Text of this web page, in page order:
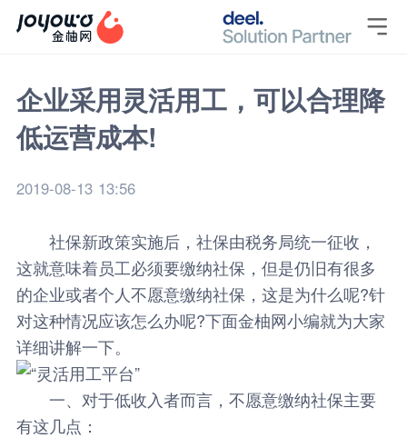

企业采用灵活用工，可以合理降
低运营成本!
2019-08-13 13:56
社保新政策实施后，社保由税务局统一征收，
这就意味着员工必须要缴纳社保 ，但是仍旧有很多
的企业或者个人不愿意缴纳社保，这是为什么呢?针
对这种情况应该怎么办呢?下面金柚网小编就为大家
详细讲解一下。
一、对于低收入者而言，不愿意缴纳社保主要
有这几点：